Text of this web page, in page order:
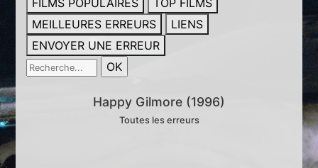
FILMS POPULAIRES
TOP FILMS
MEILLEURES ERREURS
LIENS
ENVOYER UNE ERREUR
Happy Gilmore (1996)
Toutes les erreurs